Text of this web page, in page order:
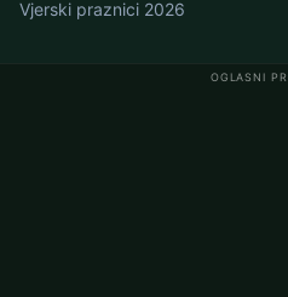
OGLASNI
Vjerski praznici 2026
Namaz vremena u